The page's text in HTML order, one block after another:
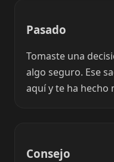
Pasado
Tomaste una
algo seguro. Ese
aquí y te ha hecho
Consejo